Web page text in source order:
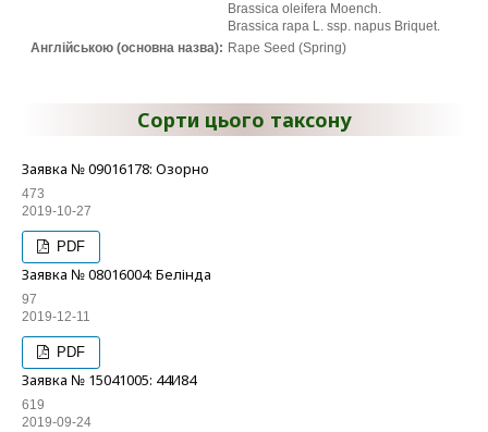
Brassica oleifera Moench.
Brassica rapa L. ssp. napus Briquet.
Англійською (основна назва): Rape Seed (Spring)
Сорти цього таксону
Заявка № 09016178: Озорно
473
2019-10-27
PDF
Заявка № 08016004: Белінда
97
2019-12-11
PDF
Заявка № 15041005: 44И84
619
2019-09-24